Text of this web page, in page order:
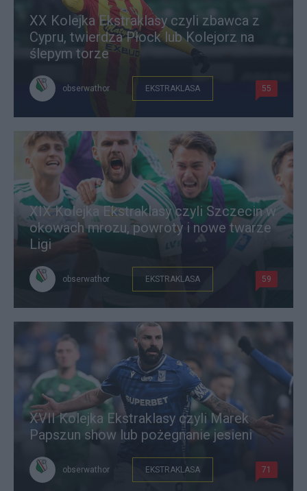
XX Kolejka Ekstraklasy czyli zbawca z
Cypru, twierdza Płock lub Kolejorz na
ślepym torze
obserwathor EKSTRAKLASA 55
XIX Kolejka Ekstraklasy czyli Szczecin w
okowach mrozu, powroty i nowe twarze
Ligi
obserwathor EKSTRAKLASA 59
XVII Kolejka Ekstraklasy czyli Marek
Papszun show lub pożegnanie jesieni
obserwathor EKSTRAKLASA 71